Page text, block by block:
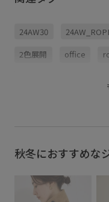
24AW30
2色展開 office
高級感
秋冬におすすめな